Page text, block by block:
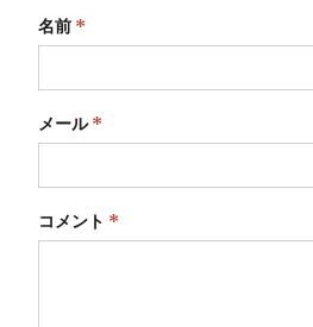
名前 *
メール*
コメント *